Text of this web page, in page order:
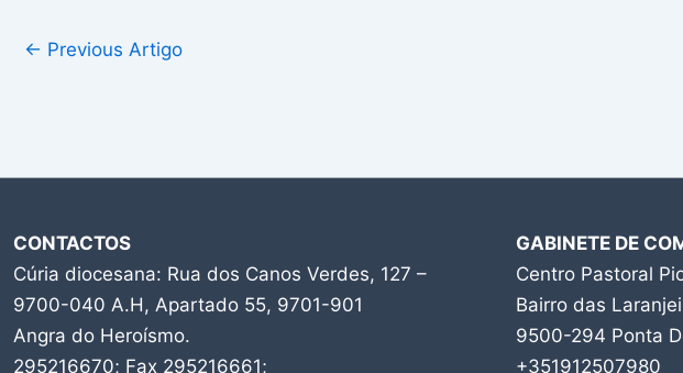
← Previous Artigo
CONTACTOS
Cúria diocesana: Rua dos Canos Verdes, 127 –
9700-040 A.H, Apartado 55, 9701-901
Angra do Heroísmo.
295216670; Fax 295216661;
GABINETE DE
Centro Pastoral
Bairro das
9500-294 Ponta
+351912507980